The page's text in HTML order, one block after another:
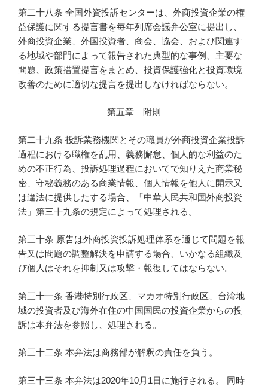
第二十八条 全国外資投訴センターは、外商投資企業の権
益保護に関する提言書を毎年列席会議弁公室に提出し、
外商投資企業、外国投資者、商会、協会、および関連す
る地域や部門によって報告された典型的な事例、主要な
問題、政策措置提言をまとめ、投資保護強化と投資環境
改善のために適切な提言を提出しなければならない。
第五章 附則
第二十九条 投訴業務機関とその職員が外商投資企業投訴
過程における職権を乱用、義務懈怠、個人的な利益のた
めの不正行為、投訴処理過程においてで知りえた商業秘
密、守秘義務のある商業情報、個人情報を他人に開示又
は違法に提供したする場合、「中華人民共和国外商投資
法」第三十九条の規定によって処理される。
第三十条 原告は外商投資投訴処理体系を通じて問題を報
告又は問題の調整解決を申請する場合、いかなる組織及
び個人はそれを抑制又は攻撃・報復してはならない。
第三十一条 香港特別行政区、マカオ特別行政区、台湾地
域の投資者及び海外在住の中国国民の投資企業からの投
訴は本弁法を参照し、処理される。
第三十二条 本弁法は商務部が解釈の責任を負う。
第三十三条 本弁法は2020年10月1日に施行される。 同時